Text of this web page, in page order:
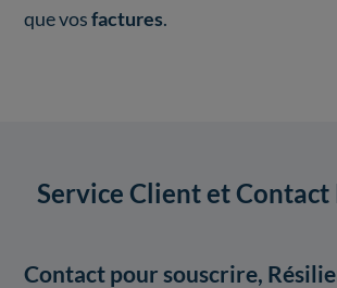
que vosfactures.
Service Client et
Contact pour souscrire,